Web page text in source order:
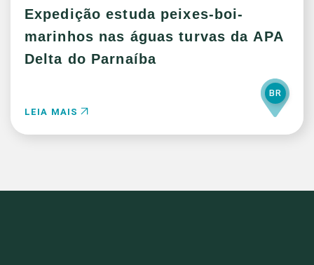
Expedição estuda peixes-boi-
marinhos nas águas turvas da APA
Delta do Parnaíba
LEIA MAIS
BR